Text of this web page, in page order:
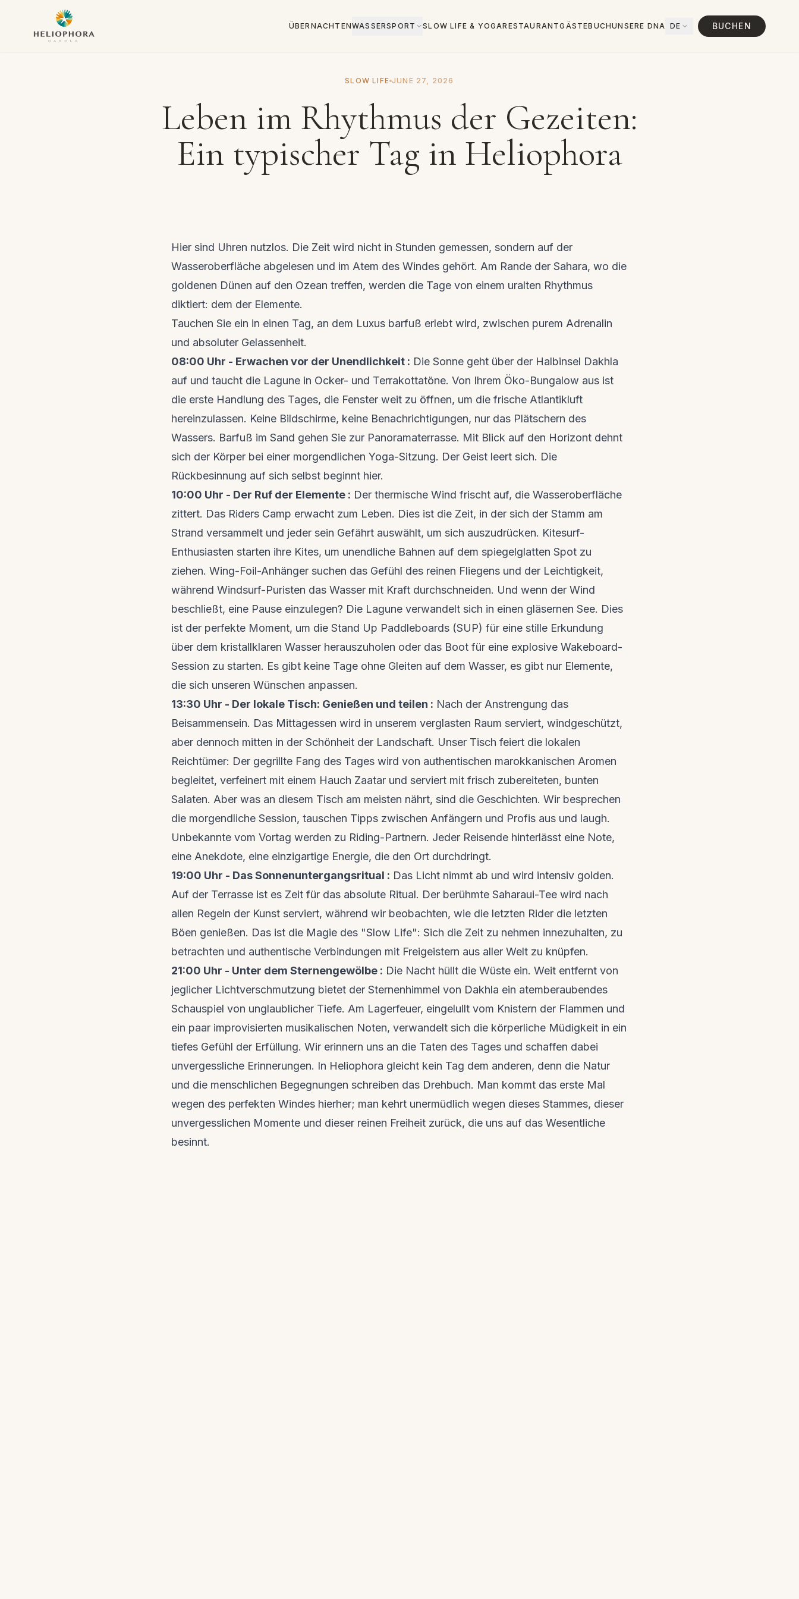
ÜBERNACHTENWASSERSPORT SLOW LIFE & YOGARESTAURANTGÄSTEBUCHUNSERE DNA DE BUCHEN
SLOW LIFE JUNE 27, 2026
Leben im Rhythmus der Gezeiten:
Ein typischer Tag in Heliophora
Hier sind Uhren nutzlos. Die Zeit wird nicht in Stunden gemessen, sondern auf der
Wasseroberfläche abgelesen und im Atem des Windes gehört. Am Rande der Sahara, wo die
goldenen Dünen auf den Ozean treffen, werden die Tage von einem uralten Rhythmus
diktiert: dem der Elemente.
Tauchen Sie ein in einen Tag, an dem Luxus barfuß erlebt wird, zwischen purem Adrenalin
und absoluter Gelassenheit.
08:00 Uhr - Erwachen vor der Unendlichkeit : Die Sonne geht über der Halbinsel Dakhla
auf und taucht die Lagune in Ocker- und Terrakottatöne. Von Ihrem Öko-Bungalow aus ist
die erste Handlung des Tages, die Fenster weit zu öffnen, um die frische Atlantikluft
hereinzulassen. Keine Bildschirme, keine Benachrichtigungen, nur das Plätschern des
Wassers. Barfuß im Sand gehen Sie zur Panoramaterrasse. Mit Blick auf den Horizont dehnt
sich der Körper bei einer morgendlichen Yoga-Sitzung. Der Geist leert sich. Die
Rückbesinnung auf sich selbst beginnt hier.
10:00 Uhr - Der Ruf der Elemente : Der thermische Wind frischt auf, die Wasseroberfläche
zittert. Das Riders Camp erwacht zum Leben. Dies ist die Zeit, in der sich der Stamm am
Strand versammelt und jeder sein Gefährt auswählt, um sich auszudrücken. Kitesurf-
Enthusiasten starten ihre Kites, um unendliche Bahnen auf dem spiegelglatten Spot zu
ziehen. Wing-Foil-Anhänger suchen das Gefühl des reinen Fliegens und der Leichtigkeit,
während Windsurf-Puristen das Wasser mit Kraft durchschneiden. Und wenn der Wind
beschließt, eine Pause einzulegen? Die Lagune verwandelt sich in einen gläsernen See. Dies
ist der perfekte Moment, um die Stand Up Paddleboards (SUP) für eine stille Erkundung
über dem kristallklaren Wasser herauszuholen oder das Boot für eine explosive Wakeboard-
Session zu starten. Es gibt keine Tage ohne Gleiten auf dem Wasser, es gibt nur Elemente,
die sich unseren Wünschen anpassen.
13:30 Uhr - Der lokale Tisch: Genießen und teilen : Nach der Anstrengung das
Beisammensein. Das Mittagessen wird in unserem verglasten Raum serviert, windgeschützt,
aber dennoch mitten in der Schönheit der Landschaft. Unser Tisch feiert die lokalen
Reichtümer: Der gegrillte Fang des Tages wird von authentischen marokkanischen Aromen
begleitet, verfeinert mit einem Hauch Zaatar und serviert mit frisch zubereiteten, bunten
Salaten. Aber was an diesem Tisch am meisten nährt, sind die Geschichten. Wir besprechen
die morgendliche Session, tauschen Tipps zwischen Anfängern und Profis aus und laugh.
Unbekannte vom Vortag werden zu Riding-Partnern. Jeder Reisende hinterlässt eine Note,
eine Anekdote, eine einzigartige Energie, die den Ort durchdringt.
19:00 Uhr - Das Sonnenuntergangsritual : Das Licht nimmt ab und wird intensiv golden.
Auf der Terrasse ist es Zeit für das absolute Ritual. Der berühmte Saharaui-Tee wird nach
allen Regeln der Kunst serviert, während wir beobachten, wie die letzten Rider die letzten
Böen genießen. Das ist die Magie des "Slow Life": Sich die Zeit zu nehmen innezuhalten, zu
betrachten und authentische Verbindungen mit Freigeistern aus aller Welt zu knüpfen.
21:00 Uhr - Unter dem Sternengewölbe : Die Nacht hüllt die Wüste ein. Weit entfernt von
jeglicher Lichtverschmutzung bietet der Sternenhimmel von Dakhla ein atemberaubendes
Schauspiel von unglaublicher Tiefe. Am Lagerfeuer, eingelullt vom Knistern der Flammen und
ein paar improvisierten musikalischen Noten, verwandelt sich die körperliche Müdigkeit in ein
tiefes Gefühl der Erfüllung. Wir erinnern uns an die Taten des Tages und schaffen dabei
unvergessliche Erinnerungen. In Heliophora gleicht kein Tag dem anderen, denn die Natur
und die menschlichen Begegnungen schreiben das Drehbuch. Man kommt das erste Mal
wegen des perfekten Windes hierher; man kehrt unermüdlich wegen dieses Stammes, dieser
unvergesslichen Momente und dieser reinen Freiheit zurück, die uns auf das Wesentliche
besinnt.